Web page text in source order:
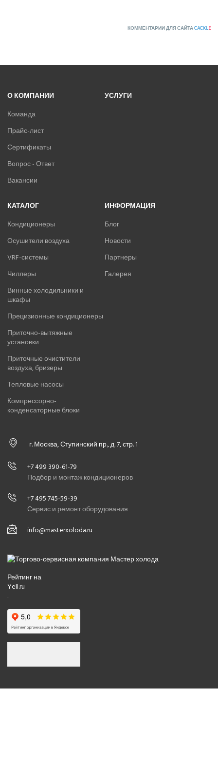
КОММЕНТАРИИ ДЛЯ САЙТАCACKLE
О КОМПАНИИ
Команда
Прайс-лист
Сертификаты
Вопрос - Ответ
Вакансии
УСЛУГИ
КАТАЛОГ
Кондиционеры
Осушители воздуха
VRF-системы
Чиллеры
Винные холодильники и
шкафы
Прецизионные кондиционеры
Приточно-вытяжные
установки
Приточные очистители
воздуха, бризеры
Тепловые насосы
Компрессорно-
конденсаторные блоки
ИНФОРМАЦИЯ
Блог
Новости
Партнеры
Галерея
г. Москва, Ступинский пр., д. 7, стр. 1
+7 499 390-61-79
Подбор и монтаж кондиционеров
+7 495 745-59-39
Сервис и ремонт оборудования
info@masterxoloda.ru
Рейтинг на
Yell.ru
.